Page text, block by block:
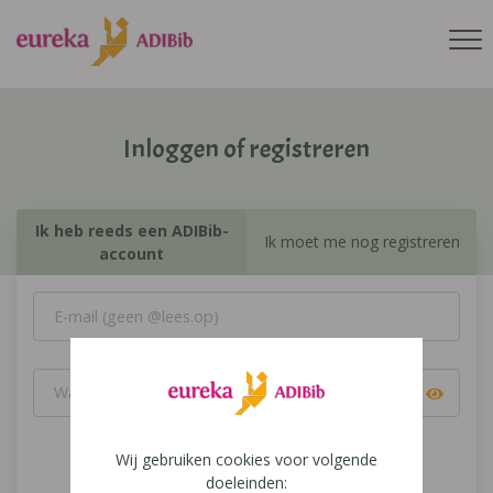
Inloggen of registreren
Ik heb reeds een ADIBib-
account
Ik moet me nog registreren
Inloggen
Wij gebruiken cookies voor volgende
doeleinden: